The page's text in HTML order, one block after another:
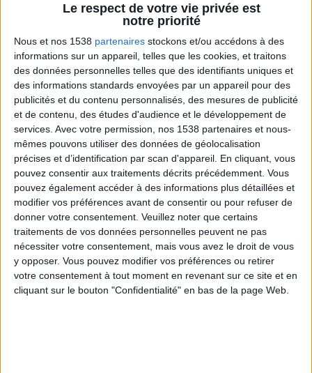
Le respect de votre vie privée est
notre priorité
Nous et nos 1538 partenaires stockons et/ou accédons à des
informations sur un appareil, telles que les cookies, et traitons
des données personnelles telles que des identifiants uniques et
des informations standards envoyées par un appareil pour des
publicités et du contenu personnalisés, des mesures de publicité
et de contenu, des études d'audience et le développement de
services. Avec votre permission, nos 1538 partenaires et nous-
mêmes pouvons utiliser des données de géolocalisation
précises et d’identification par scan d'appareil. En cliquant, vous
pouvez consentir aux traitements décrits précédemment. Vous
pouvez également accéder à des informations plus détaillées et
modifier vos préférences avant de consentir ou pour refuser de
donner votre consentement. Veuillez noter que certains
traitements de vos données personnelles peuvent ne pas
nécessiter votre consentement, mais vous avez le droit de vous
y opposer. Vous pouvez modifier vos préférences ou retirer
votre consentement à tout moment en revenant sur ce site et en
cliquant sur le bouton "Confidentialité" en bas de la page Web.
Savane, LU, Pepito, Harrys... Que valent vraiment
ces gâteaux ?
Webinaires en direct Voir tout
Peut-on remplacer la viande par des féculents ?
Consultation diététique du 05/08/2026